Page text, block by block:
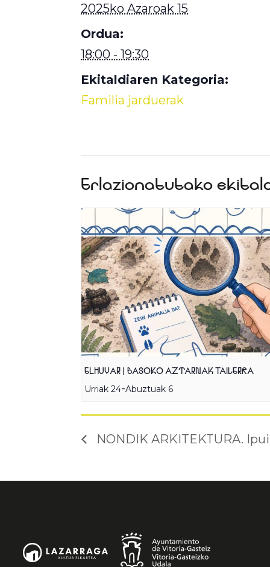
2025ko Azaroak 15
Ordua:
18:00 - 19:30
Ekitaldiaren Kategoria:
Familia jarduerak
Erlazionatutako
ELHUYAR | BASOKO AZTARNAK TAILERRA
Urriak 24-Abuztuak 6
NONDIK ARKITEKTURA.